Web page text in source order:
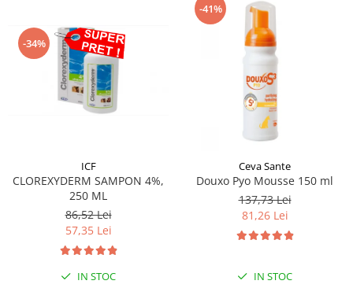
-34%
ICF
CLOREXYDERM SAMPON 4%,
250 ML
86,52 Lei
57,35 Lei
IN STOC
-41%
Ceva Sante
Douxo Pyo Mousse 150 ml
137,73 Lei
81,26 Lei
IN STOC